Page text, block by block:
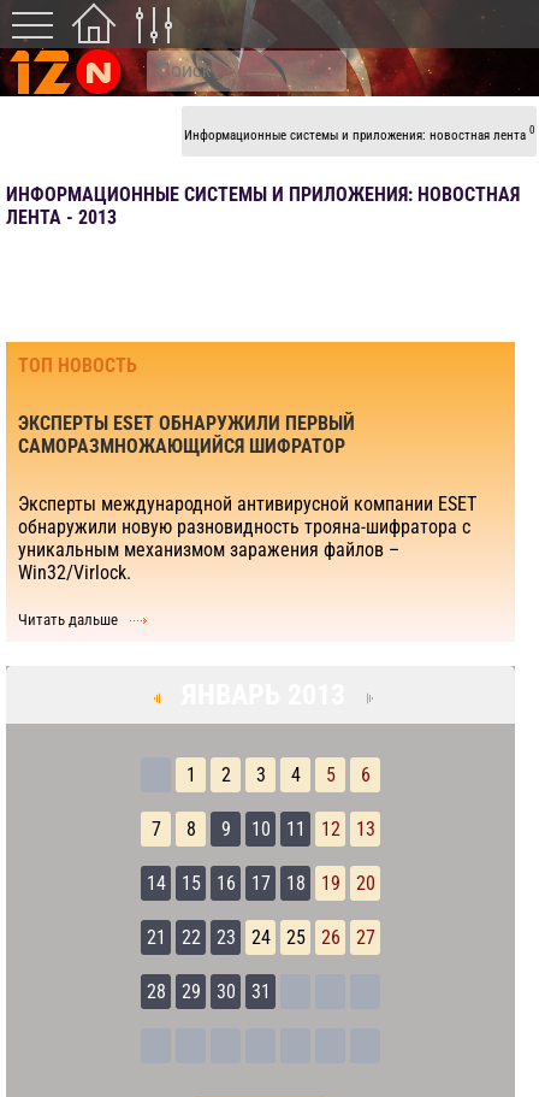
Информационные системы и приложения: новостная лента 0
ИНФОРМАЦИОННЫЕ СИСТЕМЫ И ПРИЛОЖЕНИЯ: НОВОСТНАЯ
ЛЕНТА - 2013
ТОП НОВОСТЬ
ЭКСПЕРТЫ ESET ОБНАРУЖИЛИ ПЕРВЫЙ
САМОРАЗМНОЖАЮЩИЙСЯ ШИФРАТОР
Эксперты международной антивирусной компании ESET
обнаружили новую разновидность трояна-шифратора с
уникальным механизмом заражения файлов –
Win32/Virlock.
Читать дальше
1 2 3 4 5 6
7 8 9 10 11 12 13
14 15 16 17 18 19 20
21 22 23 24 25 26 27
28 29 30 31